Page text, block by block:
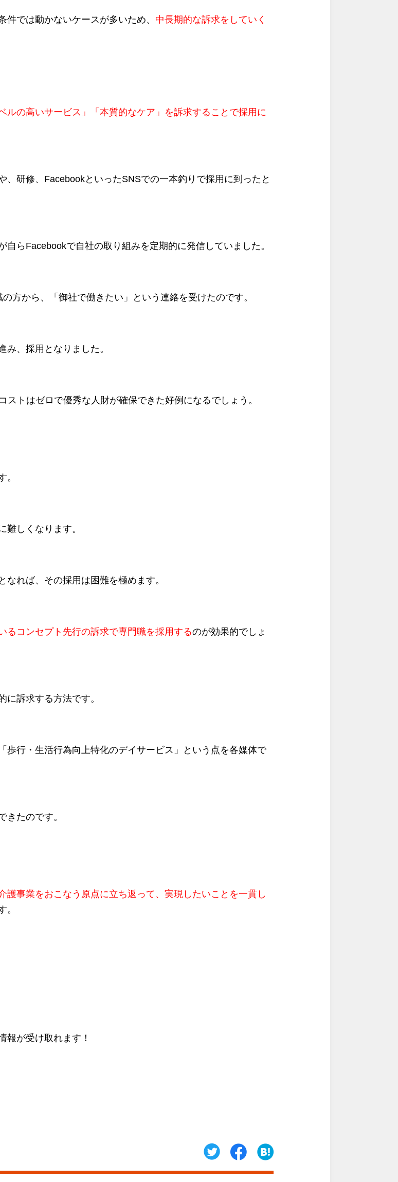
では動かないケースが多いため、 中長期的な訴求をしていく
ルの高いサービス」「本質的なケア」を訴求することで採用に
、研修、FacebookといったSNSでの一本釣りで採用に到ったと
らFacebookで自社の取り組みを定期的に発信していました。
方から、「御社で働きたい」という連絡を受けたのです。
み、採用となりました。
トはゼロで優秀な人財が確保できた好例になるでしょう。
。
難しくなります。
れば、その採用は困難を極めます。
るコンセプト先行の訴求で専門職を採用するのが効果的でしょ
に訴求する方法です。
歩行・生活行為向上特化のデイサービス」という点を各媒体で
きたのです。
護事業をおこなう原点に立ち返って、実現したいことを一貫し
。
報が受け取れます！